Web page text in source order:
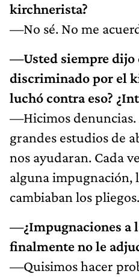
kirchnerista?
—No sé. No me
—Usted siempre dijo
discriminado por el
luchó contra eso?
—Hicimos denuncias.
grandes estudios de
nos ayudaran. Cada
alguna impugnación,
cambiaban los pliegos.
—¿Impugnaciones a
finalmente no le
—Quisimos hacer